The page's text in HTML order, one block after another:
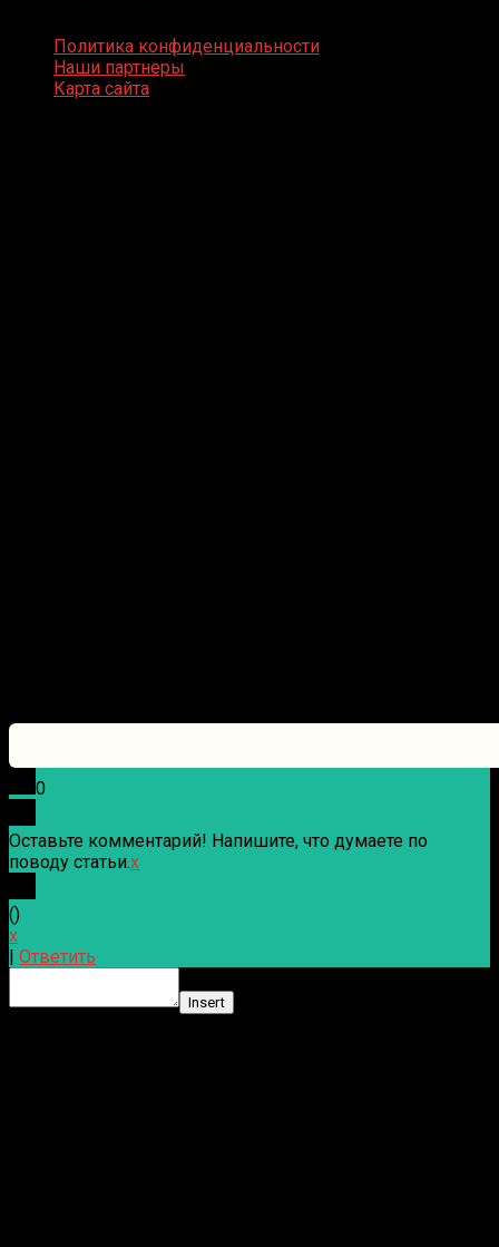
Политика конфиденциальности
Наши партнеры
Карта сайта
0
Оставьте комментарий! Напишите, что думаете по
поводу статьи.x
()
x
Ответить
Insert